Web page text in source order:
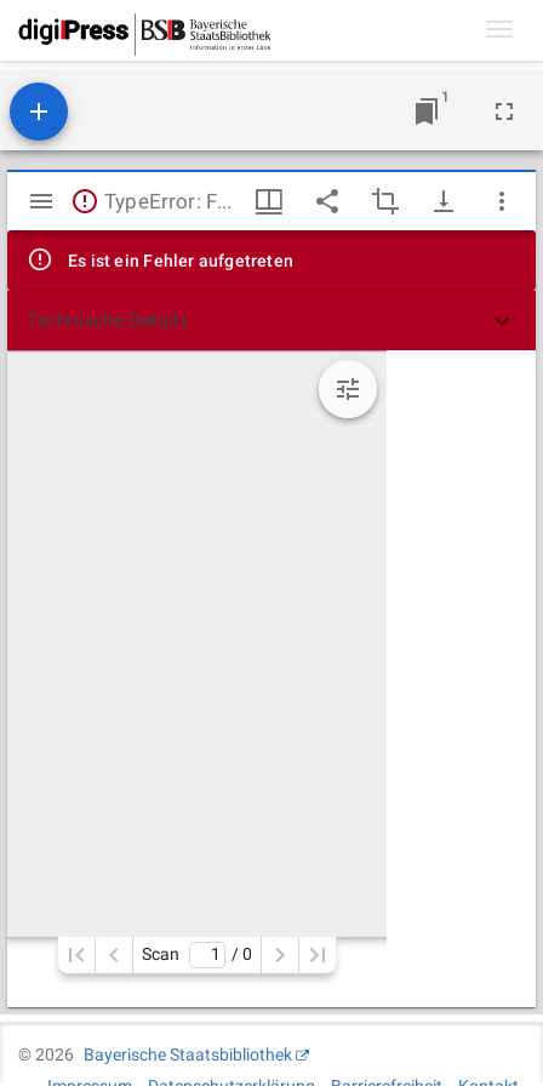
1
Mirador
Viewer
TypeError: Failed to fetch
Es ist ein Fehler aufgetreten
Technische Details
Scan / 0
©2026
Bayerische Staatsbibliothek